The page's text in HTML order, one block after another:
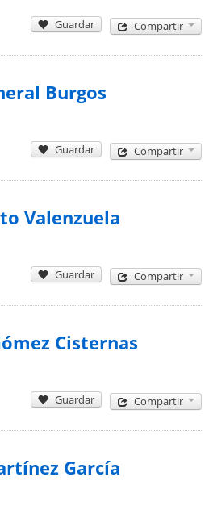
Guardar Compartir
Burgos
Guardar Compartir
Valenzuela
Guardar Compartir
Cisternas
Guardar Compartir
García